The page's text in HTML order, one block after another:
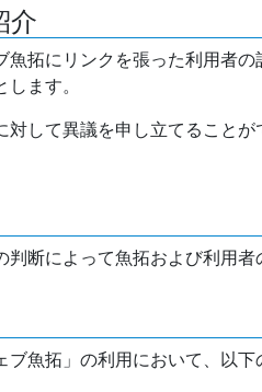
介
魚拓にリンクを張った利用者
ます。
対して異議を申し立てること
判断によって魚拓および利用
ブ魚拓」の利用において、以下